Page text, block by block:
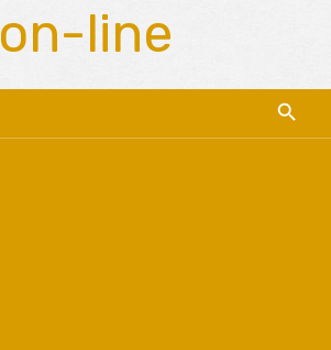
on-line